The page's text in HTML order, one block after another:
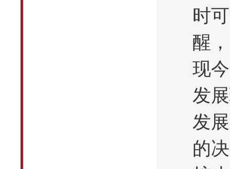
时
醒
现
发
发
的